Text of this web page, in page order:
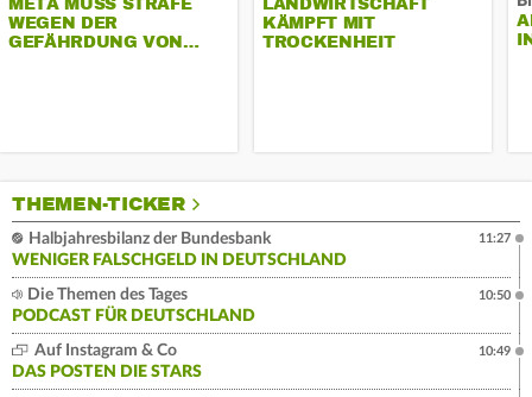
META MUSS STRAFE
WEGEN DER
GEFÄHRDUNG VON…
LANDWIRTSCHAFT
KÄMPFT MIT
TROCKENHEIT
THEMEN-TICKER
Halbjahresbilanz der Bundesbank
WENIGER FALSCHGELD IN DEUTSCHLAND
11:27
Die Themen des Tages
PODCAST FÜR DEUTSCHLAND
10:50
Auf Instagram & Co
DAS POSTEN DIE STARS
10:49